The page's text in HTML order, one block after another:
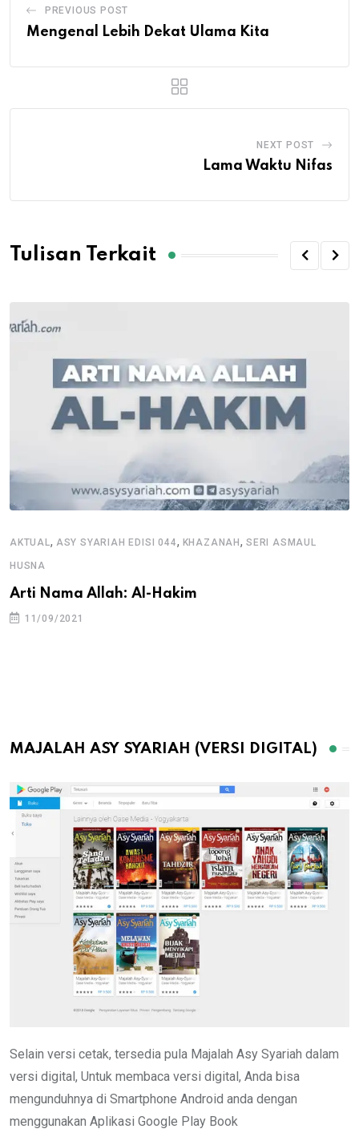
PREVIOUS POST
Mengenal Lebih Dekat Ulama Kita
NEXT POST
Lama Waktu Nifas
Tulisan Terkait
AKTUAL, ASY SYARIAH EDISI 044, KHAZANAH,SERI ASMAUL
HUSNA
Arti Nama Allah: Al-Hakim
11/09/2021
MAJALAH ASY SYARIAH (VERSI DIGITAL)
Selain versi cetak, tersedia pula Majalah Asy Syariah dalam
versi digital, Untuk membaca versi digital, Anda bisa
mengunduhnya di Smartphone Android anda dengan
menggunakan Aplikasi Google Play Book